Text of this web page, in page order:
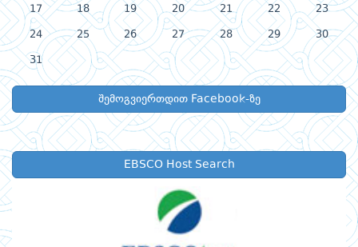
17 18 19 20 21 22 23
24 25 26 27 28 29 30
31
შემოგვიერთდით Facebook-ზე
EBSCO Host Search